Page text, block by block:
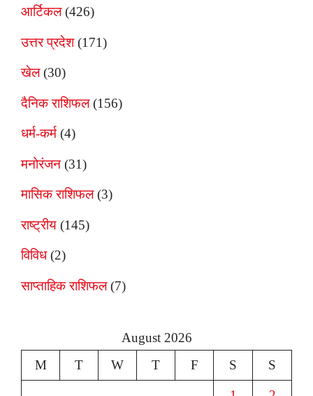
आर्टिकल(426)
उत्तर प्रदेश(171)
खेल(30)
दैनिक राशिफल(156)
धर्म-कर्म (4)
मनोरंजन (31)
मासिक राशिफल(3)
राष्ट्रीय (145)
विविध(2)
साप्ताहिक राशिफल(7)
August 2026
M
T W T F S S